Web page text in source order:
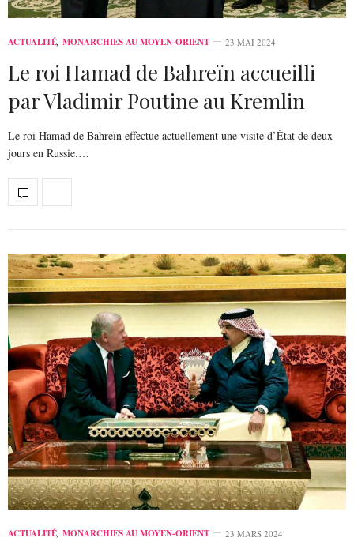
ACTUALITÉ, MONARCHIES AU MOYEN-ORIENT 23 MAI 2024
Le roi Hamad de Bahreïn accueilli
par Vladimir Poutine au Kremlin
Le roi Hamad de Bahreïn effectue actuellement une visite d’État de deux
jours en Russie.…
ACTUALITÉ, MONARCHIES AU MOYEN-ORIENT 23 MARS 2024